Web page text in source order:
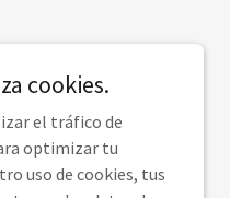
cookies.
el tráfico de
optimizar tu
uso de cookies, tus